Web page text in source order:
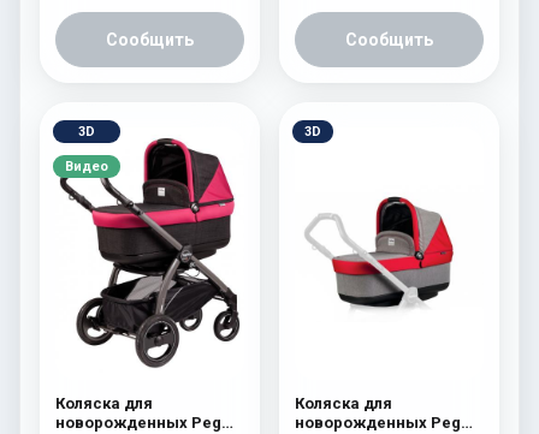
Сообщить Сообщить
3D
Видео
Коляска для
новорожденных Peg
3D
Коляска для
новорожденных Peg